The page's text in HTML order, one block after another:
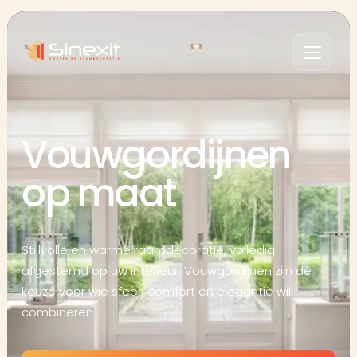
Vouwgordijnen
op maat
Stijlvolle en warme raamdecoratie, volledig
afgestemd op uw interieur. Vouwgordijnen zijn dé
keuze voor wie sfeer, comfort en elegantie wil
combineren.